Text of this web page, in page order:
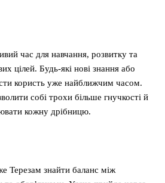
час для навчання, розвитку та
цілей. Будь-які нові знання або
користь уже найближчим часом.
собі трохи більше гнучкості й
кожну дрібницю.
Терезам знайти баланс між